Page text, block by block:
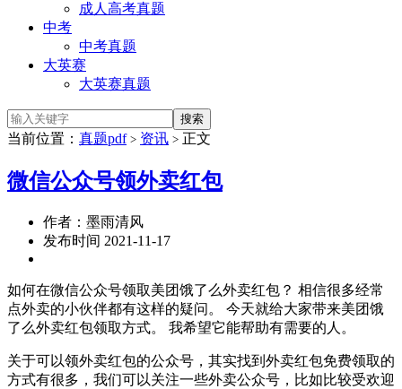
成人高考真题
中考
中考真题
大英赛
大英赛真题
当前位置： 真题pdf > 资讯 > 正文
微信公众号领外卖红包
作者：墨雨清风
发布时间 2021-11-17
如何在微信公众号领取美团饿了么外卖红包？ 相信很多经常
点外卖的小伙伴都有这样的疑问。 今天就给大家带来美团饿
了么外卖红包领取方式。 我希望它能帮助有需要的人。
关于可以领外卖红包的公众号，其实找到外卖红包免费领取的
方式有很多，我们可以关注一些外卖公众号，比如比较受欢迎